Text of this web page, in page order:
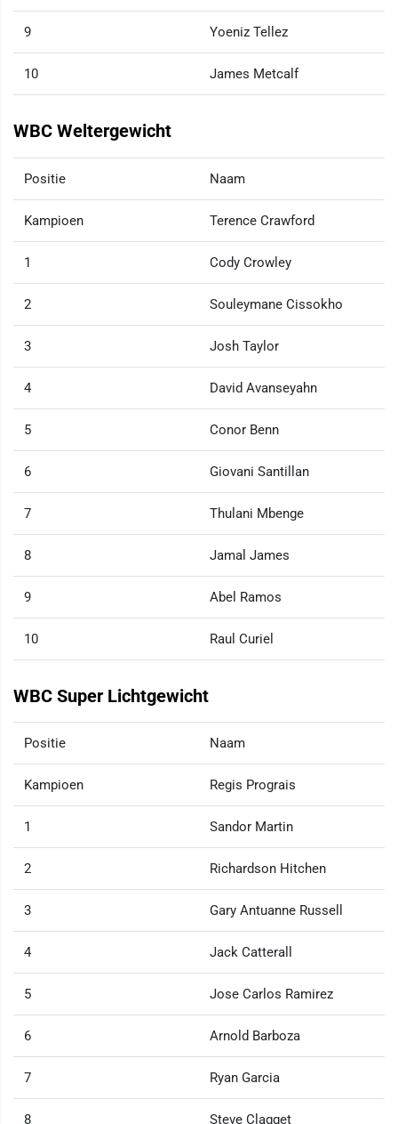
9 Yoeniz Tellez
10 James Metcalf
WBC Weltergewicht
Positie Naam
Kampioen Terence Crawford
1 Cody Crowley
2 Souleymane Cissokho
3 Josh Taylor
4 David Avanseyahn
5 Conor Benn
6 Giovani Santillan
7 Thulani Mbenge
8 Jamal James
9 Abel Ramos
10 Raul Curiel
WBC Super Lichtgewicht
Positie Naam
Kampioen Regis Prograis
1 Sandor Martin
2 Richardson Hitchen
3 Gary Antuanne Russell
4 Jack Catterall
5 Jose Carlos Ramirez
6 Arnold Barboza
7 Ryan Garcia
8 Steve Clagget